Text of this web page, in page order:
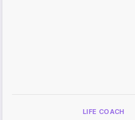
LIFE COACH